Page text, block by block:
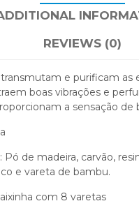
REVIEWS (0)
e purificam as
boas vibrações e
a sensação de
Pó de madeira, carvão,
e vareta de bambu.
com 8 varetas